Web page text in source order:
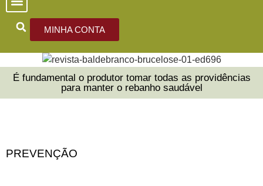
MINHA CONTA
É fundamental o produtor tomar todas as providências
para manter o rebanho saudável
PREVENÇÃO